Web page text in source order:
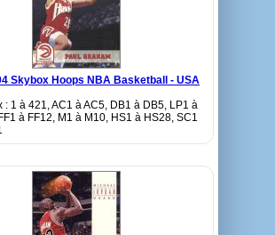
Skybox Hoops NBA Basketball - USA
: 1 à 421, AC1 à AC5, DB1 à DB5, LP1 à
à FF12, M1 à M10, HS1 à HS28, SC1